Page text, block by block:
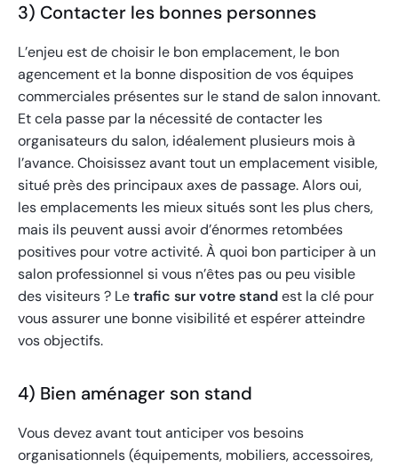
3) Contacter les bonnes personnes
L’enjeu est de choisir le bon emplacement, le bon
agencement et la bonne disposition de vos équipes
commerciales présentes sur le stand de salon innovant.
Et cela passe par la nécessité de contacter les
organisateurs du salon, idéalement plusieurs mois à
l’avance. Choisissez avant tout un emplacement visible,
situé près des principaux axes de passage. Alors oui,
les emplacements les mieux situés sont les plus chers,
mais ils peuvent aussi avoir d’énormes retombées
positives pour votre activité. À quoi bon participer à un
salon professionnel si vous n’êtes pas ou peu visible
des visiteurs ? Letrafic sur votre standest la clé pour
vous assurer une bonne visibilité et espérer atteindre
vos objectifs.
4) Bien aménager son stand
Vous devez avant tout anticiper vos besoins
organisationnels (équipements, mobiliers, accessoires,